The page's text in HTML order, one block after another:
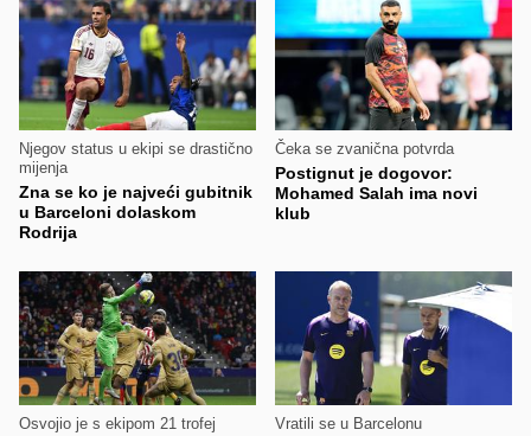
Njegov status u ekipi se drastično
mijenja
Zna se ko je najveći gubitnik
u Barceloni dolaskom
Rodrija
Čeka se zvanična potvrda
Postignut je dogovor:
Mohamed Salah ima novi
klub
Osvojio je s ekipom 21 trofej Vratili se u Barcelonu